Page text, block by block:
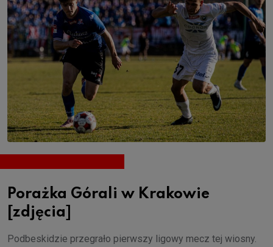
Porażka Górali w Krakowie
[zdjęcia]
Podbeskidzie przegrało pierwszy ligowy mecz tej wiosny.